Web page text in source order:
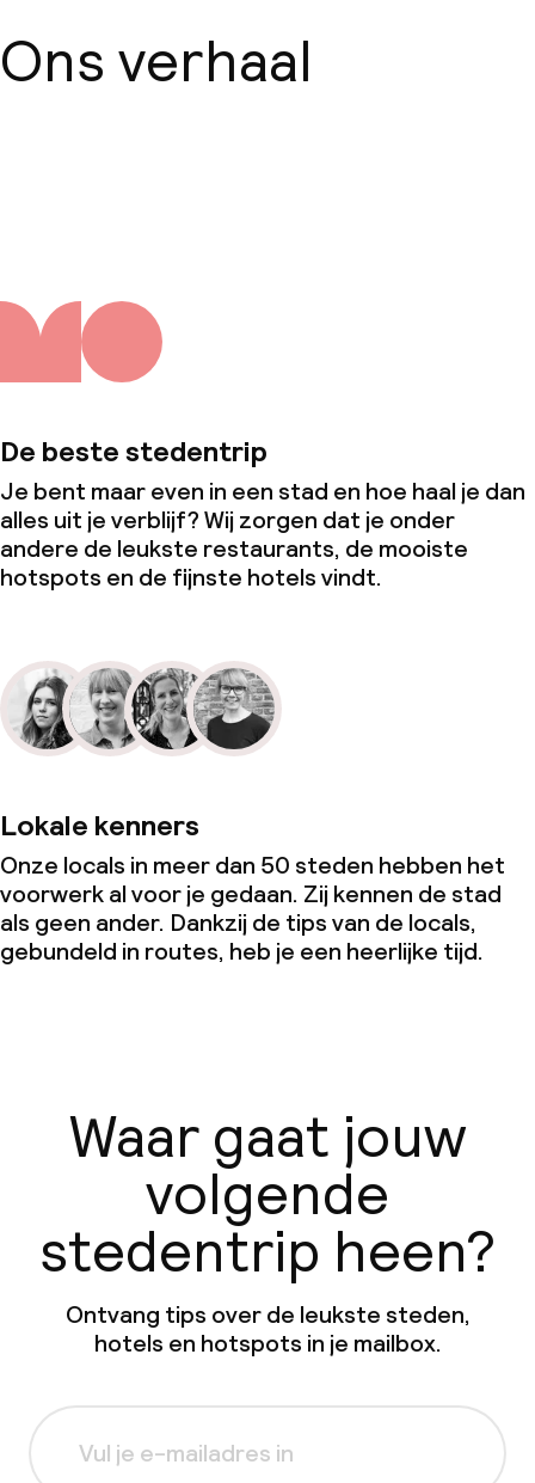
Ons verhaal
De beste stedentrip
Je bent maar even in een stad en hoe haal je dan
alles uit je verblijf? Wij zorgen dat je onder
andere de leukste restaurants, de mooiste
hotspots en de fijnste hotels vindt.
Lokale kenners
Onze locals in meer dan 50 steden hebben het
voorwerk al voor je gedaan. Zij kennen de stad
als geen ander. Dankzij de tips van de locals,
gebundeld in routes, heb je een heerlijke tijd.
Waar gaat jouw
volgende
stedentrip heen?
Ontvang tips over de leukste steden,
hotels en hotspots in je mailbox.